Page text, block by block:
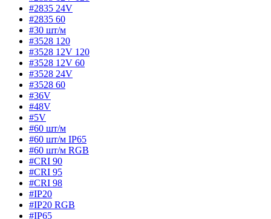
#2835 24V
#2835 60
#30 шт/м
#3528 120
#3528 12V 120
#3528 12V 60
#3528 24V
#3528 60
#36V
#48V
#5V
#60 шт/м
#60 шт/м IP65
#60 шт/м RGB
#CRI 90
#CRI 95
#CRI 98
#IP20
#IP20 RGB
#IP65